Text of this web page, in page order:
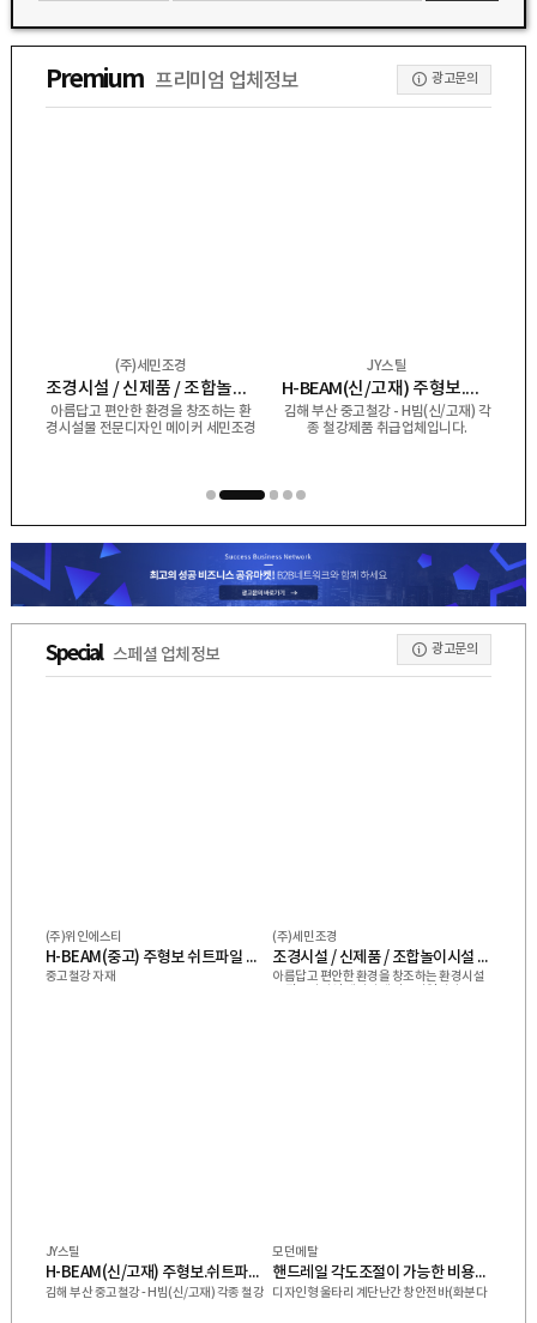
Premium 프리미엄 업체정보 광고문의
(주)세민조경
조경시설 / 신제품 / 조합놀이시설 / 퍼골라 / 벤치 / 편의시설
아름답고 편안한 환경을 창조하는 환
경시설물 전문디자인 메이커 세민조경
JY스틸
H-BEAM(신/고재) 주형보.쉬트파일.복공판.스크류잭.앵글잭.고철 外
김해 부산 중고철강 - H빔(신/고재) 각
종 철강제품 취급업체입니다.
Special 스페셜 업체정보 광고문의
(주)위인에스티
H-BEAM(중고) 주형보 쉬트파일 복공판 스크류잭 앵글잭 그 외 다수 제품 취급업체
중고철강 자재
(주)세민조경
조경시설 / 신제품 / 조합놀이시설 / 퍼골라 / 벤치 / 편의시설
아름답고 편안한 환경을 창조하는 환경시설
JY스틸
H-BEAM(신/고재) 주형보.쉬트파일.복공판.스크류잭.앵글잭.고철 外
김해 부산 중고철강 - H빔(신/고재) 각종 철강
모던메탈
핸드레일 각도조절이 가능한 비용접 조립식 핸드레일 벽부형 핸드레일 용접없이! 물 끊임 없이! 조립식 결합구조
디자인형 울타리 계단난간 창안전바(화분다